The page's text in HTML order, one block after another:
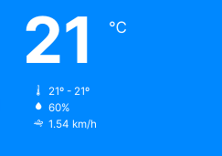
21 ℃
21º - 21º
60%
1.54 km/h